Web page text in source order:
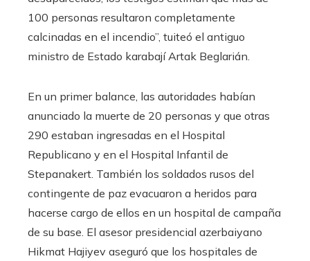
100 personas resultaron completamente
calcinadas en el incendio”, tuiteó el antiguo
ministro de Estado karabají Artak Beglarián.
En un primer balance, las autoridades habían
anunciado la muerte de 20 personas y que otras
290 estaban ingresadas en el Hospital
Republicano y en el Hospital Infantil de
Stepanakert. También los soldados rusos del
contingente de paz evacuaron a heridos para
hacerse cargo de ellos en un hospital de campaña
de su base. El asesor presidencial azerbaiyano
Hikmat Hajiyev aseguró que los hospitales de